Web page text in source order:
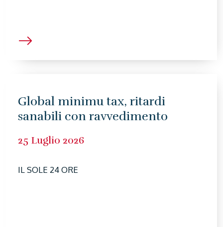
Global minimu tax, ritardi
sanabili con ravvedimento
25 Luglio 2026
IL SOLE 24 ORE